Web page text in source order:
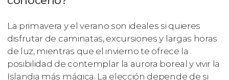
La primavera y el verano son ideales si quieres
disfrutar de caminatas, excursiones y largas horas
de luz, mientras que el invierno te ofrece la
posibilidad de contemplar la aurora boreal y vivir la
Islandia más mágica. La elección depende de si